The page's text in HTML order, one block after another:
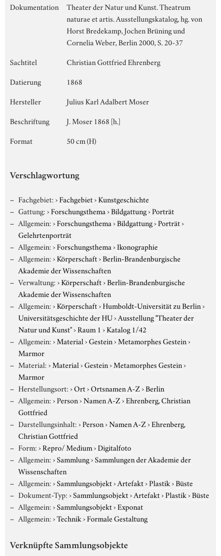
Dokumentation
Theater der Natur und Kunst. Theatrum
naturae et artis. Ausstellungskatalog, hg. von
Horst Bredekamp, Jochen Brüning und
Cornelia Weber, Berlin 2000, S. 20-37
Sachtitel
Christian Gottfried Ehrenberg
Datierung
1868
Hersteller
Julius Karl Adalbert Moser
Beschriftung
J. Moser 1868 [h.]
Format
50 cm (H)
Verschlagwortung
Fachgebiet:›Fachgebiet›Kunstgeschichte
Gattung:›Forschungsthema›Bildgattung›Porträt
Allgemein:›Forschungsthema›Bildgattung›Porträt›
Gelehrtenporträt
Allgemein:›Forschungsthema›Ikonographie
Allgemein:›Körperschaft›Berlin-Brandenburgische
Akademie der Wissenschaften
Verwaltung:›Körperschaft›Berlin-Brandenburgische
Akademie der Wissenschaften
Allgemein:›Körperschaft›Humboldt-Universität zu Berlin›
Universitätsgeschichte der HU›Ausstellung "Theater der
Natur und Kunst"›Raum 1 ›Katalog 1/42
Allgemein:›Material›Gestein›Metamorphes Gestein›
Marmor
Material:›Material›Gestein›Metamorphes Gestein›
Marmor
Herstellungsort:›Ort›Ortsnamen A-Z›Berlin
Allgemein:›Person›Namen A-Z›Ehrenberg, Christian
Gottfried
Darstellungsinhalt:›Person›Namen A-Z›Ehrenberg,
Christian Gottfried
Form:›Repro/ Medium›Digitalfoto
Allgemein:›Sammlung›Sammlungen der Akademie der
Wissenschaften
Allgemein:›Sammlungsobjekt›Artefakt›Plastik›Büste
Dokument-Typ:›Sammlungsobjekt›Artefakt›Plastik›Büste
Allgemein:›Sammlungsobjekt›Exponat
Allgemein:›Technik›Formale Gestaltung
Verknüpfte Sammlungsobjekte